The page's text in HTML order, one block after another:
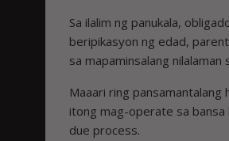
Sa ilalim ng panukala,
beripikasyon ng edad,
sa mapaminsalang nilalaman
Maaari ring
itong mag-operate sa bansa
due process.